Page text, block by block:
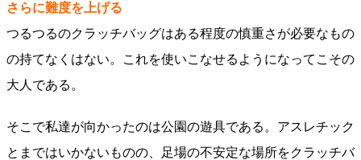
さらに難度を上げる
つるつるのクラッチバッグはある程度の慎重さが必要なもの
の持てなくはない。これを使いこなせるようになってこその
大人である。
そこで私達が向かったのは公園の遊具である。アスレチック
とまではいかないものの、足場の不安定な場所をクラッチバ